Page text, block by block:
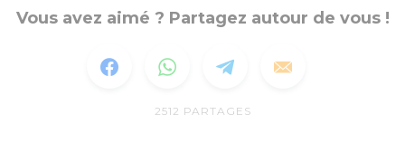
Vous avez aimé ? Partagez autour de vous !
2512 PARTAGES